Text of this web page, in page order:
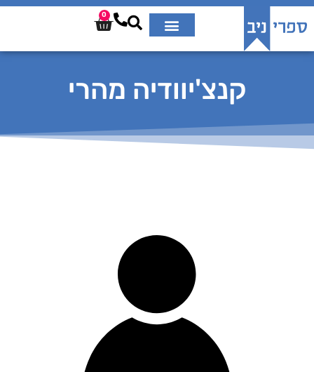
0
קנצ'יוודיה מהרי